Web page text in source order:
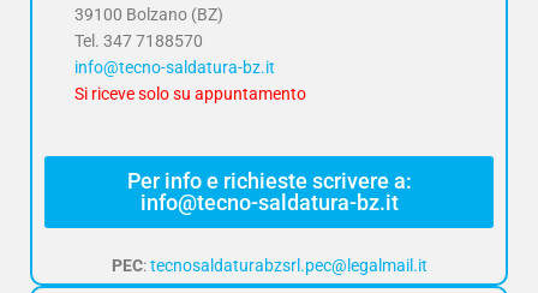
39100 Bolzano (BZ)
Tel. 347 7188570
info@tecno-saldatura-bz.it
Si riceve solo su appuntamento
Per info e richieste scrivere a:
info@tecno-saldatura-bz.it
PEC:tecnosaldaturabzsrl.pec@legalmail.it